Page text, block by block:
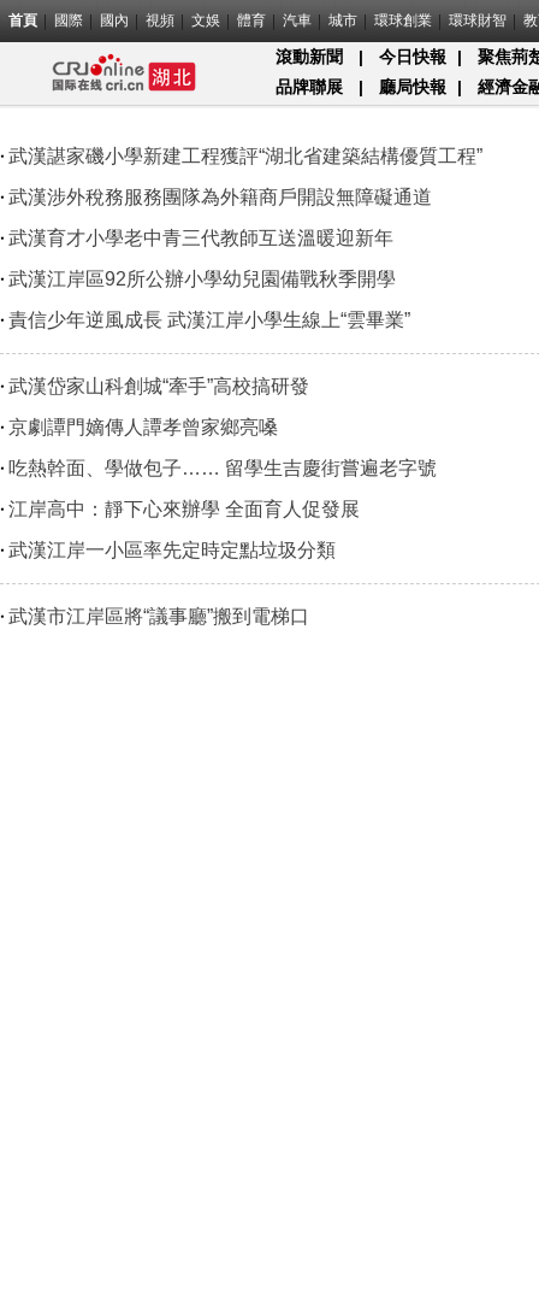
首頁 國際 國內 視頻 文娛 體育 汽車 城市 環球創業 環球財智
滾動新聞 | 今日快報 |
聚焦荊
品牌聯展
| 廳局快報 | 經濟金
武漢諶家磯小學新建工程獲評“湖北省建築結構優質工程”
武漢涉外稅務服務團隊為外籍商戶開設無障礙通道
武漢育才小學老中青三代教師互送溫暖迎新年
武漢江岸區92所公辦小學幼兒園備戰秋季開學
責信少年逆風成長 武漢江岸小學生線上“雲畢業”
武漢岱家山科創城“牽手”高校搞研發
京劇譚門嫡傳人譚孝曾家鄉亮嗓
吃熱幹面、學做包子…… 留學生吉慶街嘗遍老字號
江岸高中：靜下心來辦學 全面育人促發展
武漢江岸一小區率先定時定點垃圾分類
武漢市江岸區將“議事廳”搬到電梯口